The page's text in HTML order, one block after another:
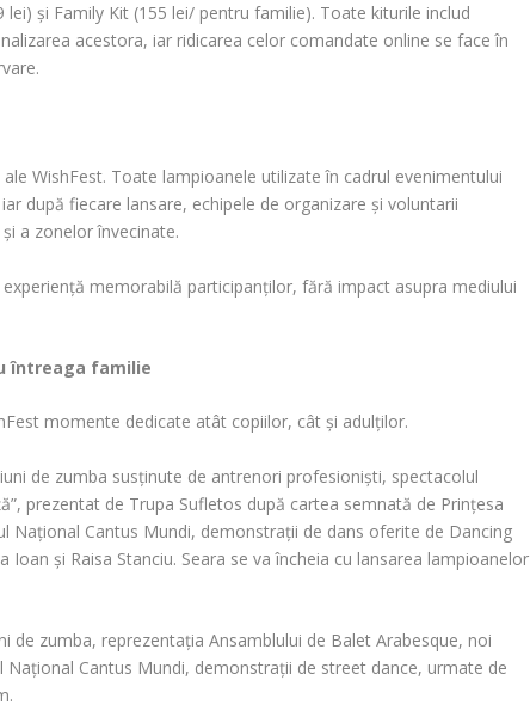
și Family Kit (155 lei/ pentru familie). Toate kiturile includ
acestora, iar ridicarea celor comandate online se face în
WishFest. Toate lampioanele utilizate în cadrul evenimentului
după fiecare lansare, echipele de organizare și voluntarii
a zonelor învecinate.
memorabilă participanților, fără impact asupra mediului
întreaga familie
momente dedicate atât copiilor, cât și adulților.
de zumba susținute de antrenori profesioniști, spectacolul
prezentat de Trupa Sufletos după cartea semnată de Prințesa
Național Cantus Mundi, demonstrații de dans oferite de Dancing
și Raisa Stanciu. Seara se va încheia cu lansarea lampioanelor
de zumba, reprezentația Ansamblului de Balet Arabesque, noi
Cantus Mundi, demonstrații de street dance, urmate de